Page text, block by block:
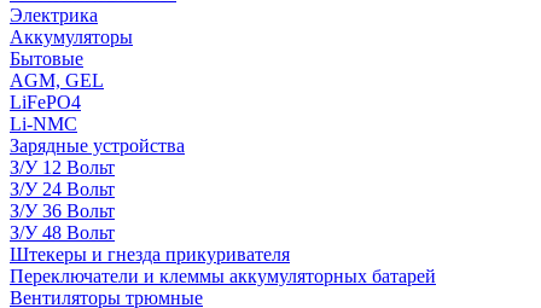
Электрика
Аккумуляторы
Бытовые
AGM, GEL
LiFePO4
Li-NMC
Зарядные устройства
З/У 12 Вольт
З/У 24 Вольт
З/У 36 Вольт
З/У 48 Вольт
Штекеры и гнезда прикуривателя
Переключатели и клеммы аккумуляторных батарей
Вентиляторы трюмные